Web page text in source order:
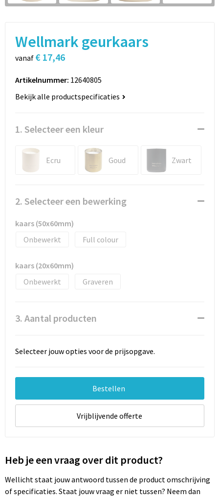
Sport
Vrije tijd en Strand
Spellen voor binnen en buiten
Persoonlijke verzorging
Rugzakken
Schoudertassen
Boodschappentassen
Jute tassen
Katoenen draagtassen
Toilettassen
Heuptassen
Reistassen
Documententassen
Schoenentassen
Tablettassen
Wellmark geurkaars
vanaf € 17,46
Artikelnummer: 12640805
Bekijk alle productspecificaties
1. Selecteer een kleur
Ecru Goud Zwart
2. Selecteer een bewerking
kaars (50x60mm)
Onbewerkt
Full colour
kaars (20x60mm)
Onbewerkt
Graveren
3. Aantal producten
Selecteer jouw opties voor de prijsopgave.
Bestellen
Vrijblijvende offerte
Heb je een vraag over dit product?
Wellicht staat jouw antwoord tussen de product omschrijving
of specificaties. Staat jouw vraag er niet tussen? Neem dan